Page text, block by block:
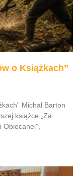
o Książkach”
Michał Barton
książce „Za
Obiecanej”,